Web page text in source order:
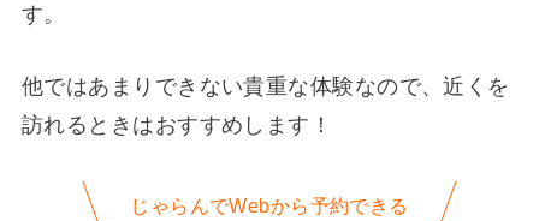
す。
他ではあまりできない貴重な体験なので、近くを
訪れるときはおすすめします！
じゃらんでWebから予約できる